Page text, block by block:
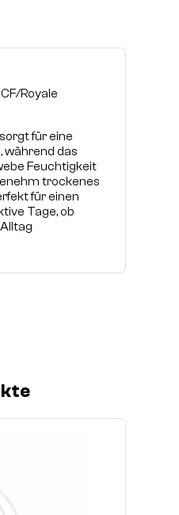
Royale
für eine
während das
Feuchtigkeit
trockenes
für einen
Tage, ob